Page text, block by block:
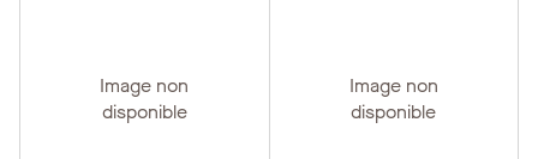
Image non
disponible
Image non
disponible